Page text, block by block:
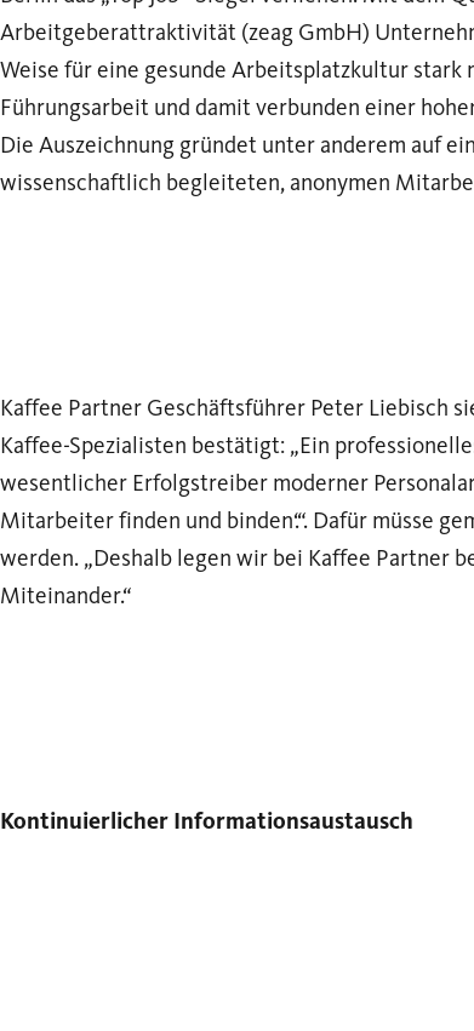
Arbeitgeberattraktivität (zeag GmbH)
Weise für eine gesunde Arbeitsplatzkultur
Führungsarbeit und damit verbunden einer
Die Auszeichnung gründet unter anderem auf
wissenschaftlich begleiteten, anonymen
Kaffee Partner Geschäftsführer Peter Liebisch
Kaffee-Spezialisten bestätigt: „Ein
wesentlicher Erfolgstreiber moderner
Mitarbeiter finden und binden‘.“. Dafür müsse
werden. „Deshalb legen wir bei Kaffee Partner
Miteinander.“
Kontinuierlicher Informationsaustausch